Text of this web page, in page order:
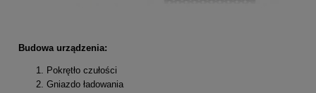
Budowa urządzenia:
Pokrętło czułości
Gniazdo ładowania